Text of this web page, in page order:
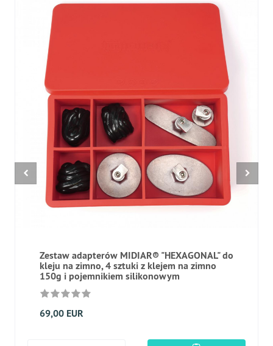
Zestaw adapterów MIDIAR® "HEXAGONAL" do
kleju na zimno, 4 sztuki z klejem na zimno
150g i pojemnikiem silikonowym
69,00 EUR